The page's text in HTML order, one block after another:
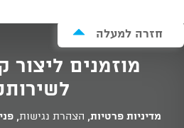
חזרה למעלה
מוזמנים ליצור
מדיניות פרטיות, הצהרת נגישות,